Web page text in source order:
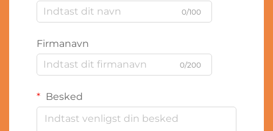
0/100
Firmanavn
0/200
Besked